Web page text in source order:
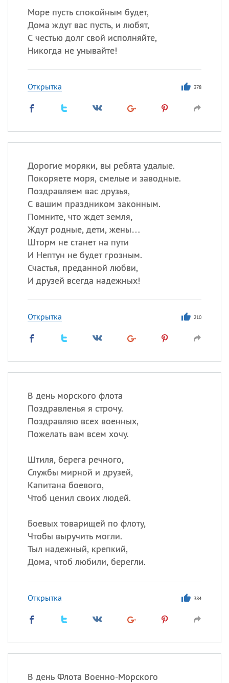
Море пусть спокойным будет,
Дома ждут вас пусть, и любят,
С честью долг свой исполняйте,
Никогда не унывайте!
Открытка 378
Дорогие моряки, вы ребята удалые.
Покоряете моря, смелые и заводные.
Поздравляем вас друзья,
С вашим праздником законным.
Помните, что ждет земля,
Ждут родные, дети, жены…
Шторм не станет на пути
И Нептун не будет грозным.
Счастья, преданной любви,
И друзей всегда надежных!
Открытка 210
В день морского флота
Поздравленья я строчу.
Поздравляю всех военных,
Пожелать вам всем хочу.
Штиля, берега речного,
Службы мирной и друзей,
Капитана боевого,
Чтоб ценил своих людей.
Боевых товарищей по флоту,
Чтобы выручить могли.
Тыл надежный, крепкий,
Дома, чтоб любили, берегли.
Открытка 384
В день Флота Военно-Морского